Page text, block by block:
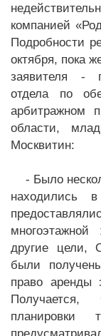
компанией
Подробности
октября, пока
заявителя -
отдела по
арбитражном
области,
Москвитин:
- Было
находились
другие цели,
были
право аренды